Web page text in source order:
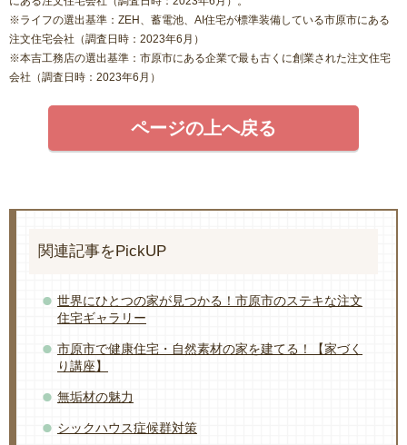
※ライフの選出基準：ZEH、蓄電池、AI住宅が標準装備している市原市にある
注文住宅会社（調査日時：2023年6月）
※本吉工務店の選出基準：市原市にある企業で最も古くに創業された注文住宅
会社（調査日時：2023年6月）
ページの上へ戻る
関連記事をPickUP
世界にひとつの家が見つかる！市原市のステキな注文
住宅ギャラリー
市原市で健康住宅・自然素材の家を建てる！【家づく
り講座】
無垢材の魅力
シックハウス症候群対策